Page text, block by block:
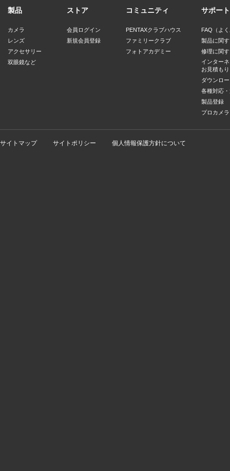
製品
カメラ
レンズ
アクセサリー
双眼鏡など
ストア
会員ログイン
新規会員登録
コミュニティ
PENTAXクラブハウス
ファミリークラブ
フォトアカデミー
サポート
FAQ（よ
製品に関
修理に関
インター
お見積もり
ダウンロ
各種対応
製品登録
プロカメ
サイトマップ サイトポリシー 個人情報保護方針について